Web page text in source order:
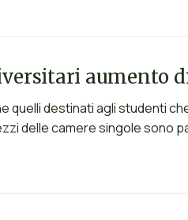
aumento di
quelli destinati agli studenti
delle camere singole sono